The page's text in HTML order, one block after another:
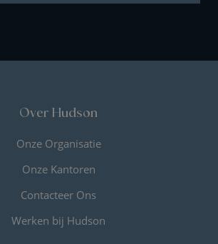
Over Hudson
Onze Organisatie
Onze Kantoren
Contacteer Ons
Werken bij Hudson